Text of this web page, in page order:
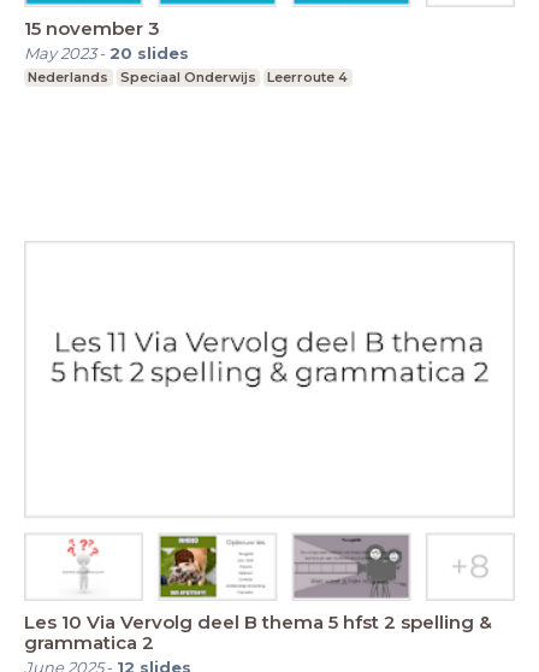
15 november 3
May 2023- 20 slides
Nederlands Speciaal Onderwijs Leerroute 4
Les 10 Via Vervolg deel B thema 5 hfst 2 spelling &
grammatica 2
June 2025- 12 slides